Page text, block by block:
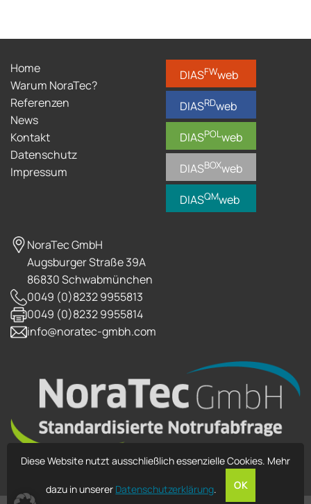
Home
Warum NoraTec?
Referenzen
News
Kontakt
Datenschutz
Impressum
DIASFWweb
DIASRDweb
DIASPOLweb
DIASBOXweb
DIASQMweb
NoraTec GmbH
Augsburger Straße 39A
86830 Schwabmünchen
0049 (0)8232 9955813
0049 (0)8232 9955814
info@noratec-gmbh.com
Diese Website nutzt ausschließlich essenzielle Cookies. Mehr
dazu in unserer Datenschutzerklärung. OK